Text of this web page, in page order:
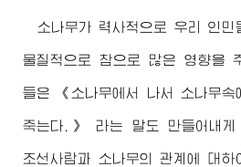
소나무가 력사적으로 우리 인민
물질적으로 참으로 많은 영향을
들은 《소나무에서 나서 소나무속
죽는다.》 라는 말도 만들어내
조선사람과 소나무의 관계에 대하